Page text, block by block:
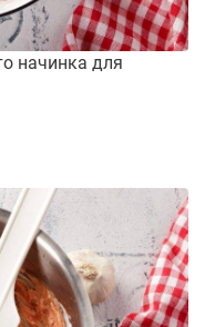
начинка для